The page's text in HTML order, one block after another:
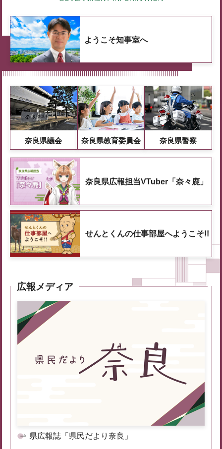
ようこそ知事室へ
奈良県議会 奈良県教育委員会 奈良県警察
奈良県広報担当VTuber「奈々鹿」
せんとくんの仕事部屋へようこそ!!
広報メディア
県広報誌「県民だより奈良」